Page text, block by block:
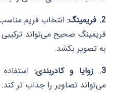
2. فریمینگ:
انتخاب فریم
فریمینگ صحیح می‌تواند
به تصویر بکشد.
3. زوایا و کادربندی:
می‌تواند تصاویر را جذاب تر کند.